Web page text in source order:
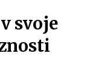
svoje